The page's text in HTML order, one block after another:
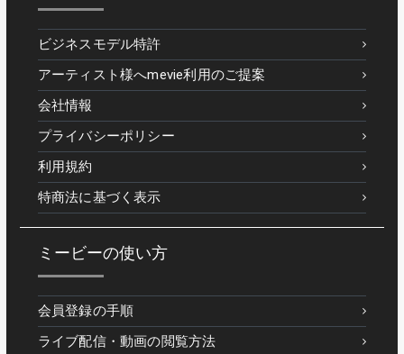
ビジネスモデル特許
アーティスト様へmevie利用のご提案
会社情報
プライバシーポリシー
利用規約
特商法に基づく表示
ミービーの使い方
会員登録の手順
ライブ配信・動画の閲覧方法